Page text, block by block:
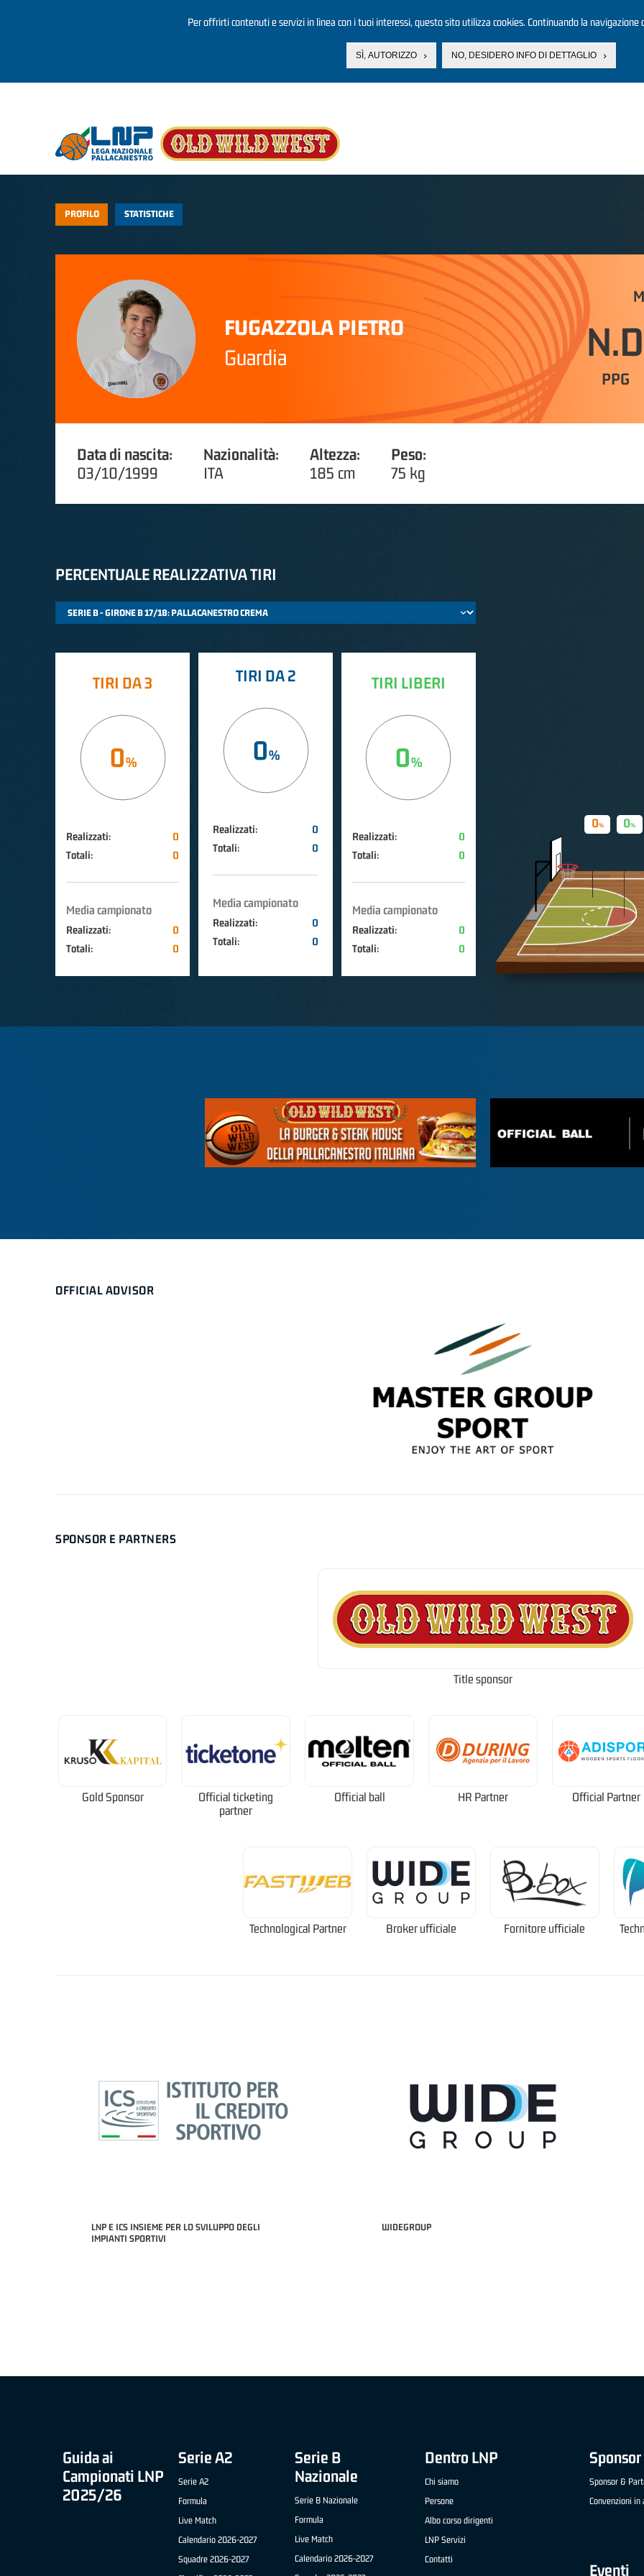
Per offrirti contenuti e servizi in linea con i tuoi interessi, questo sito utilizza cookies. Continuando la navigazione
SÌ, AUTORIZZO NO, DESIDERO INFO DI DETTAGLIO
PROFILO STATISTICHE
FUGAZZOLA PIETRO
Guardia
N.D
PPG
Data di nascita:
03/10/1999
Nazionalità:
ITA
Altezza:
185 cm
Peso:
75 kg
PERCENTUALE REALIZZATIVA TIRI
TIRI DA 3
0
Realizzati:
0
Totali:
0
Media campionato
Realizzati:
0
Totali:
0
TIRI DA 2
0
Realizzati:
0
Totali:
0
Media campionato
Realizzati:
0
Totali:
0
TIRI LIBERI
0
Realizzati:
0
Totali:
0
Media campionato
Realizzati:
0
Totali:
0
0
0
OFFICIAL ADVISOR
SPONSOR E PARTNERS
Title sponsor
Gold Sponsor
Official ticketing
partner
Official ball HR Partner Official Partner
Technological Partner Broker ufficiale Fornitore ufficiale
LNP E ICS INSIEME PER LO SVILUPPO DEGLI
IMPIANTI SPORTIVI
WIDEGROUP
Guida ai
Campionati LNP
2025/26
Serie A2
Serie A2
Formula
Live Match
Calendario 2026-2027
Squadre 2026-2027
Serie B
Nazionale
Serie B Nazionale
Formula
Live Match
Calendario 2026-2027
Dentro LNP
Chi siamo
Persone
Albo corso dirigenti
LNP Servizi
Contatti
Sponsor &
Convenzioni in
Eventi